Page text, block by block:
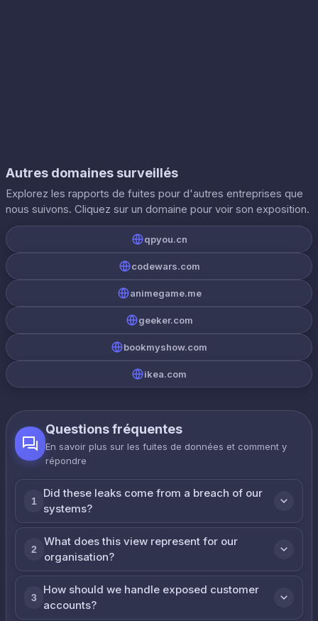
Autres domaines surveillés
Explorez les rapports de fuites pour d'autres entreprises que
nous suivons. Cliquez sur un domaine pour voir son exposition.
qpyou.cn
codewars.com
animegame.me
geeker.com
bookmyshow.com
ikea.com
Questions fréquentes
En savoir plus sur les fuites de données et comment y
répondre
1
Did these leaks come from a breach of our
systems?
2
What does this view represent for our
organisation?
3
How should we handle exposed customer
accounts?